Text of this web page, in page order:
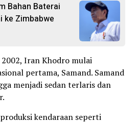
Bahan Baterai
ke Zimbabwe
Iran Khodro mulai
pertama, Samand. Samand
menjadi sedan terlaris dan
kendaraan seperti